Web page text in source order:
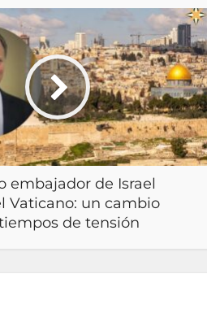
embajador de Israel
Vaticano: un cambio
de tensión